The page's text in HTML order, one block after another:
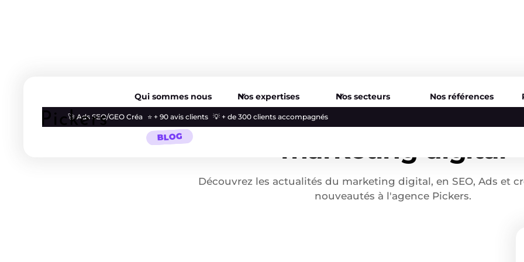
🚀 Ads SEO/GEO Créa ⭐ + 90 avis clients 💡 + de 300 clients accompagnés
Qui sommes nous Nos expertises Nos secteurs Nos références
BLOG
Blog et tendances
marketing digital
Découvrez les actualités du marketing digital, en SEO, Ads et
nouveautés à l'agence Pickers.